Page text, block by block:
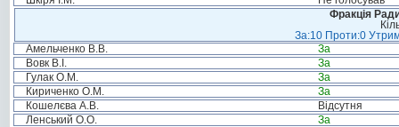
Фракція
За:10 Проти:0
Амельченко В.В.
За
Вовк В.І.
За
Гулак О.М.
За
Кириченко О.М.
За
Кошелєва А.В.
Відсутня
Ленський О.О.
За